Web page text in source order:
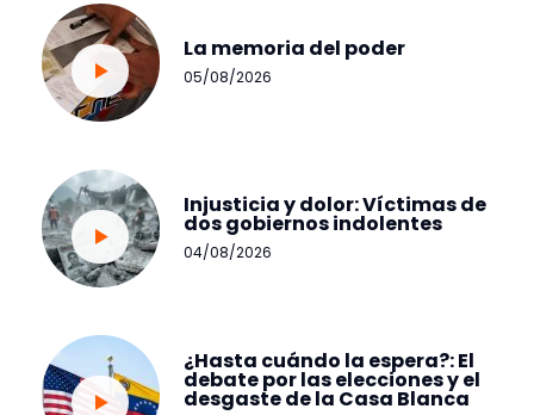
La memoria del poder
05/08/2026
Injusticia y dolor: Víctimas de
dos gobiernos indolentes
04/08/2026
¿Hasta cuándo la espera?: El
debate por las elecciones y el
desgaste de la Casa Blanca